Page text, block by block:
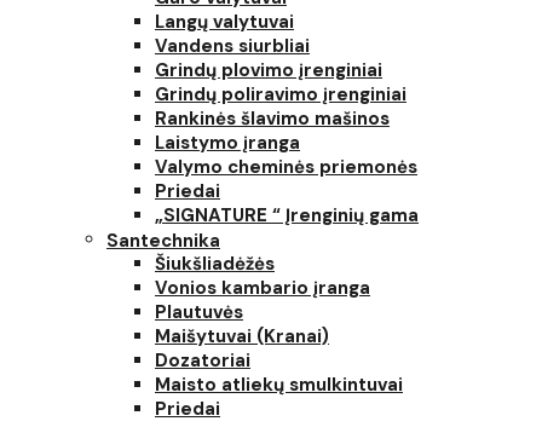
Langų valytuvai
Vandens siurbliai
Grindų plovimo įrenginiai
Grindų poliravimo įrenginiai
Rankinės šlavimo mašinos
Laistymo įranga
Valymo cheminės priemonės
Priedai
„SIGNATURE “ Įrenginių gama
Santechnika
Šiukšliadėžės
Vonios kambario įranga
Plautuvės
Maišytuvai (Kranai)
Dozatoriai
Maisto atliekų smulkintuvai
Priedai